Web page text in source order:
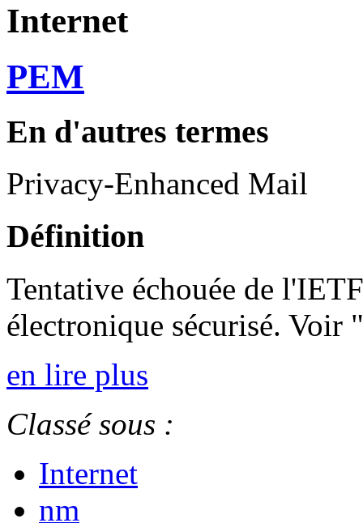
Internet
PEM
En d'autres termes
Privacy-Enhanced Mail
Définition
Tentative échouée de
électronique sécurisé. Voir
en lire plus
Classé sous :
Internet
nm